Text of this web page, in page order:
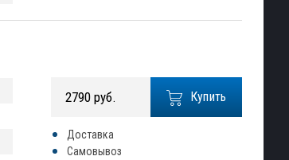
Купить
2790 руб.
Доставка
Самовывоз